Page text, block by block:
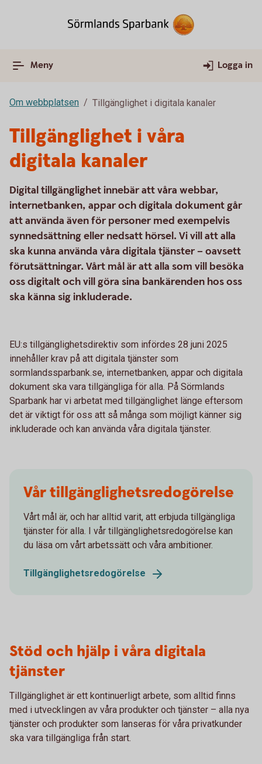
Meny Logga in
Om webbplatsen Tillgänglighet i digitala kanaler
Tillgänglighet i våra
digitala kanaler
Digital tillgänglighet innebär att våra webbar,
internetbanken, appar och digitala dokument går
att använda även för personer med exempelvis
synnedsättning eller nedsatt hörsel. Vi vill att alla
ska kunna använda våra digitala tjänster – oavsett
förutsättningar. Vårt mål är att alla som vill besöka
oss digitalt och vill göra sina bankärenden hos oss
ska känna sig inkluderade.
EU:s tillgänglighetsdirektiv som infördes 28 juni 2025
innehåller krav på att digitala tjänster som
sormlandssparbank.se, internetbanken, appar och digitala
dokument ska vara tillgängliga för alla. På Sörmlands
Sparbank har vi arbetat med tillgänglighet länge eftersom
det är viktigt för oss att så många som möjligt känner sig
inkluderade och kan använda våra digitala tjänster.
Vår tillgänglighetsredogörelse
Vårt mål är, och har alltid varit, att erbjuda tillgängliga
tjänster för alla. I vår tillgänglighetsredogörelse kan
du läsa om vårt arbetssätt och våra ambitioner.
Tillgänglighetsredogörelse
Stöd och hjälp i våra digitala
tjänster
Tillgänglighet är ett kontinuerligt arbete, som alltid finns
med i utvecklingen av våra produkter och tjänster – alla nya
tjänster och produkter som lanseras för våra privatkunder
ska vara tillgängliga från start.